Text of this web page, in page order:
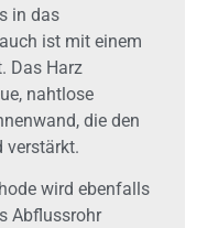
in das
ist mit einem
Das Harz
nahtlose
die den
verstärkt.
wird ebenfalls
Abflussrohr